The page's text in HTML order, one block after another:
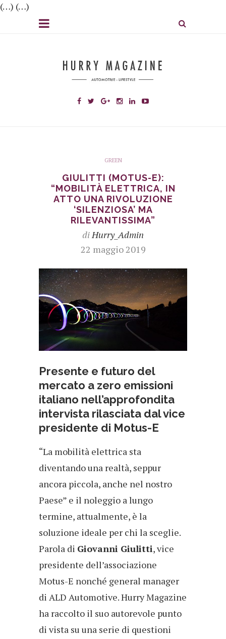
(…) (…)
GREEN
GIULITTI (MOTUS-E):
“MOBILITÀ ELETTRICA, IN
ATTO UNA RIVOLUZIONE
‘SILENZIOSA’ MA
RILEVANTISSIMA”
diHurry_Admin
22 maggio 2019
Presente e futuro del
mercato a zero emissioni
italiano nell’approfondita
intervista rilasciata dal vice
presidente di Motus-E
“La mobilità elettrica sta
diventando una realtà, seppur
ancora piccola, anche nel nostro
Paese” e il noleggio a lungo
termine, attualmente, è la
soluzione ideale per chi la sceglie.
Parola di Giovanni Giulitti, vice
presidente dell’associazione
Motus-E nonché general manager
di ALD Automotive. Hurry Magazine
ha raccolto il suo autorevole punto
di vista su una serie di questioni